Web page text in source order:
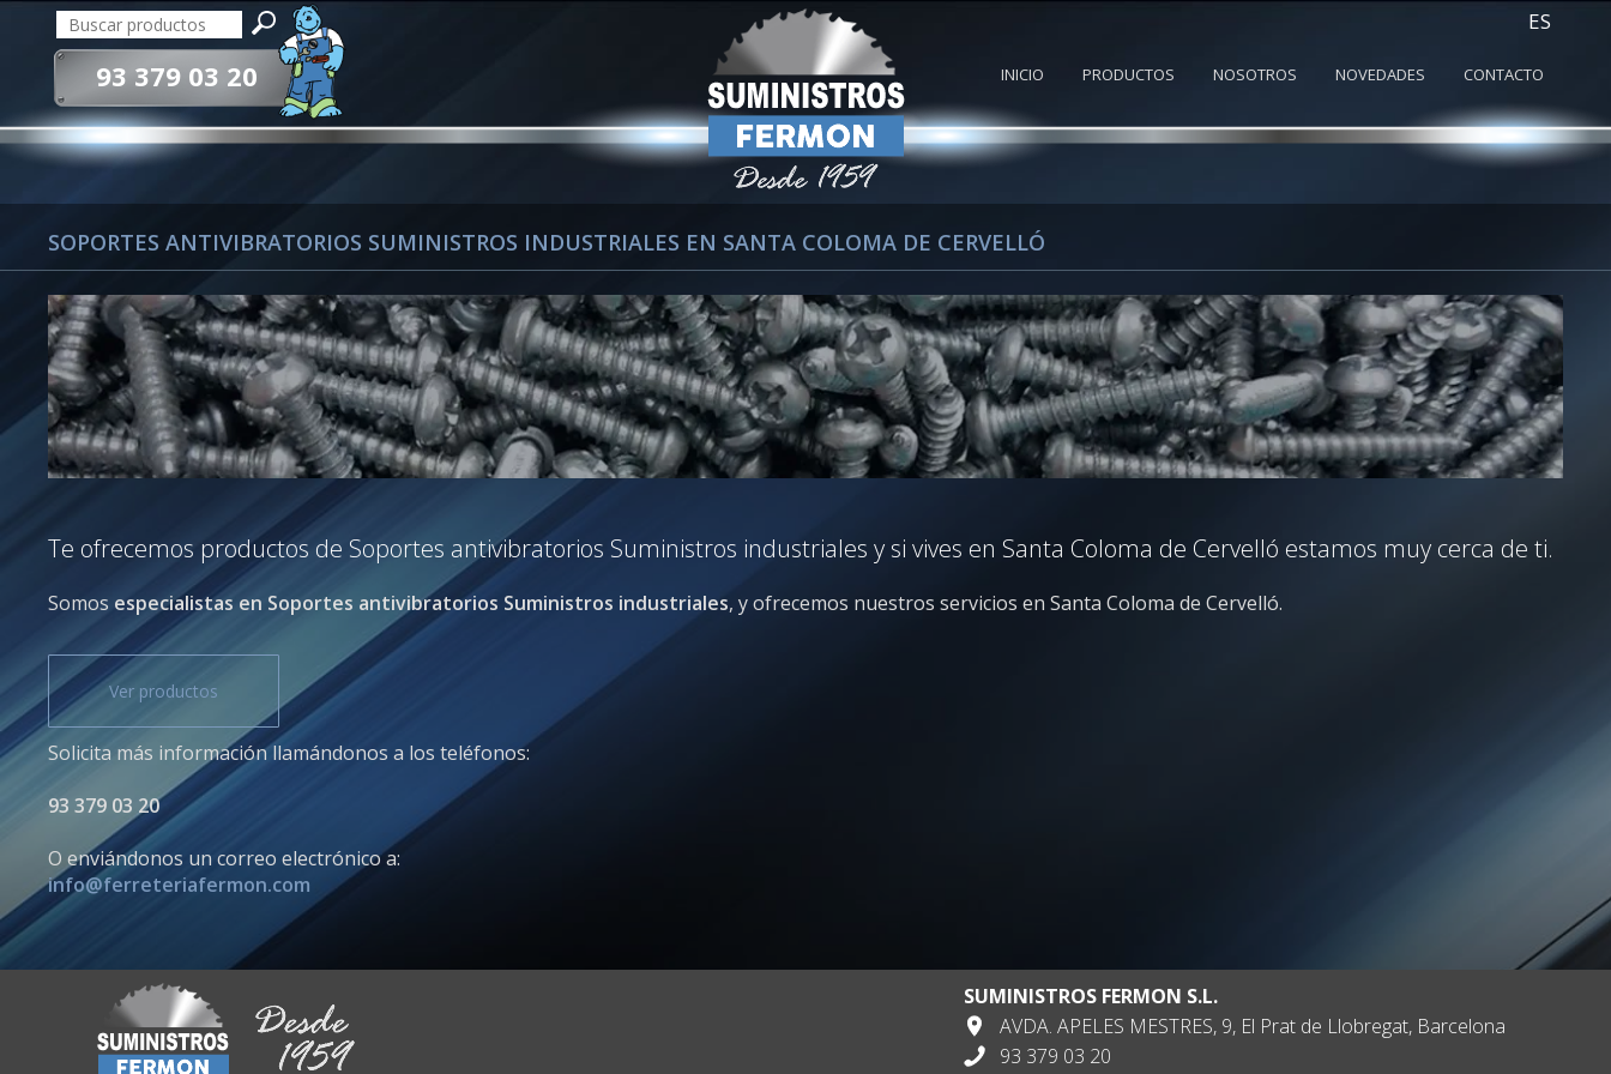
ES
93 379 03 20 INICIO PRODUCTOS NOSOTROS NOVEDADES CONTACTO
SOPORTES ANTIVIBRATORIOS SUMINISTROS INDUSTRIALES EN SANTA COLOMA DE CERVELLÓ
Te ofrecemos productos de Soportes antivibratorios Suministros industriales y si vives en Santa Coloma de Cervelló estamos muy cerca de ti.
Somos especialistas en Soportes antivibratorios Suministros industriales, y ofrecemos nuestros servicios en Santa Coloma de Cervelló.
Ver productos
Solicita más información llamándonos a los teléfonos:
93 379 03 20
O enviándonos un correo electrónico a:
info@ferreteriafermon.com
SUMINISTROS FERMON S.L.
AVDA. APELES MESTRES, 9, El Prat de Llobregat, Barcelona
93 379 03 20